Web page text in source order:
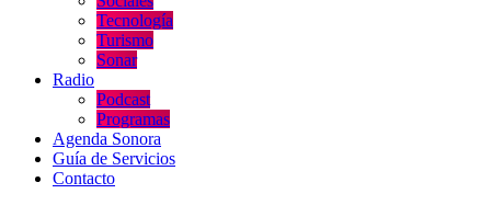
Tecnología
Turismo
Sonar
Radio
Podcast
Programas
Agenda Sonora
Guía de Servicios
Contacto